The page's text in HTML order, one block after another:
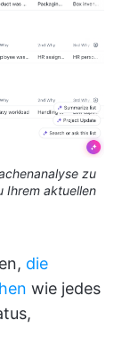
zu
Ihrem aktuellen
die
wie jedes